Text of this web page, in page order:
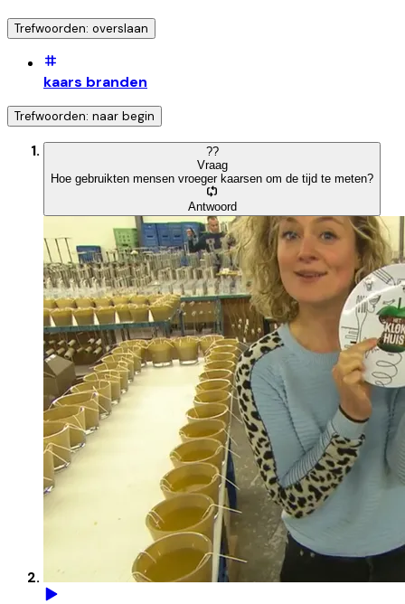
Trefwoorden: overslaan
kaars branden
Trefwoorden: naar begin
??
Vraag
Hoe gebruikten mensen vroeger kaarsen om de tijd te meten?
Antwoord